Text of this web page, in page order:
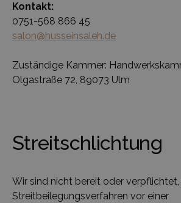
Kontakt:
0751-568 866 45
salon@husseinsaleh.de
Zuständige Kammer:
Olgastraße 72, 89073 Ulm
Streitschlichtung
Wir sind nicht bereit oder verpflichtet,
Streitbeilegungsverfahren vor einer